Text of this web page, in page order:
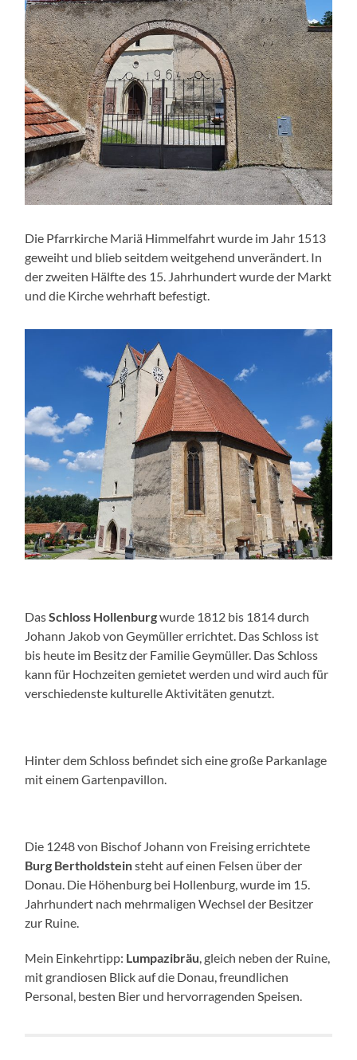
Die Pfarrkirche Mariä Himmelfahrt wurde im Jahr 1513
geweiht und blieb seitdem weitgehend unverändert. In
der zweiten Hälfte des 15. Jahrhundert wurde der Markt
und die Kirche wehrhaft befestigt.
DasSchloss Hollenburgwurde 1812 bis 1814 durch
Johann Jakob von Geymüller errichtet. Das Schloss ist
bis heute im Besitz der Familie Geymüller. Das Schloss
kann für Hochzeiten gemietet werden und wird auch für
verschiedenste kulturelle Aktivitäten genutzt.
Hinter dem Schloss befindet sich eine große Parkanlage
mit einem Gartenpavillon.
Die 1248 von Bischof Johann von Freising errichtete
Burg Bertholdsteinsteht auf einen Felsen über der
Donau. Die Höhenburg bei Hollenburg, wurde im 15.
Jahrhundert nach mehrmaligen Wechsel der Besitzer
zur Ruine.
Mein Einkehrtipp: Lumpazibräu, gleich neben der Ruine,
mit grandiosen Blick auf die Donau, freundlichen
Personal, besten Bier und hervorragenden Speisen.